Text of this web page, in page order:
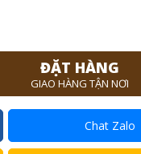
ĐẶT HÀNG
GIAO HÀNG TẬN NƠI
Chat Zalo